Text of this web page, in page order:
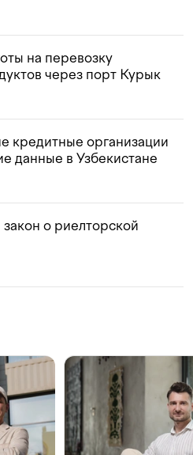
на перевозку
через порт Курык
кредитные организации
данные в Узбекистане
о риелторской